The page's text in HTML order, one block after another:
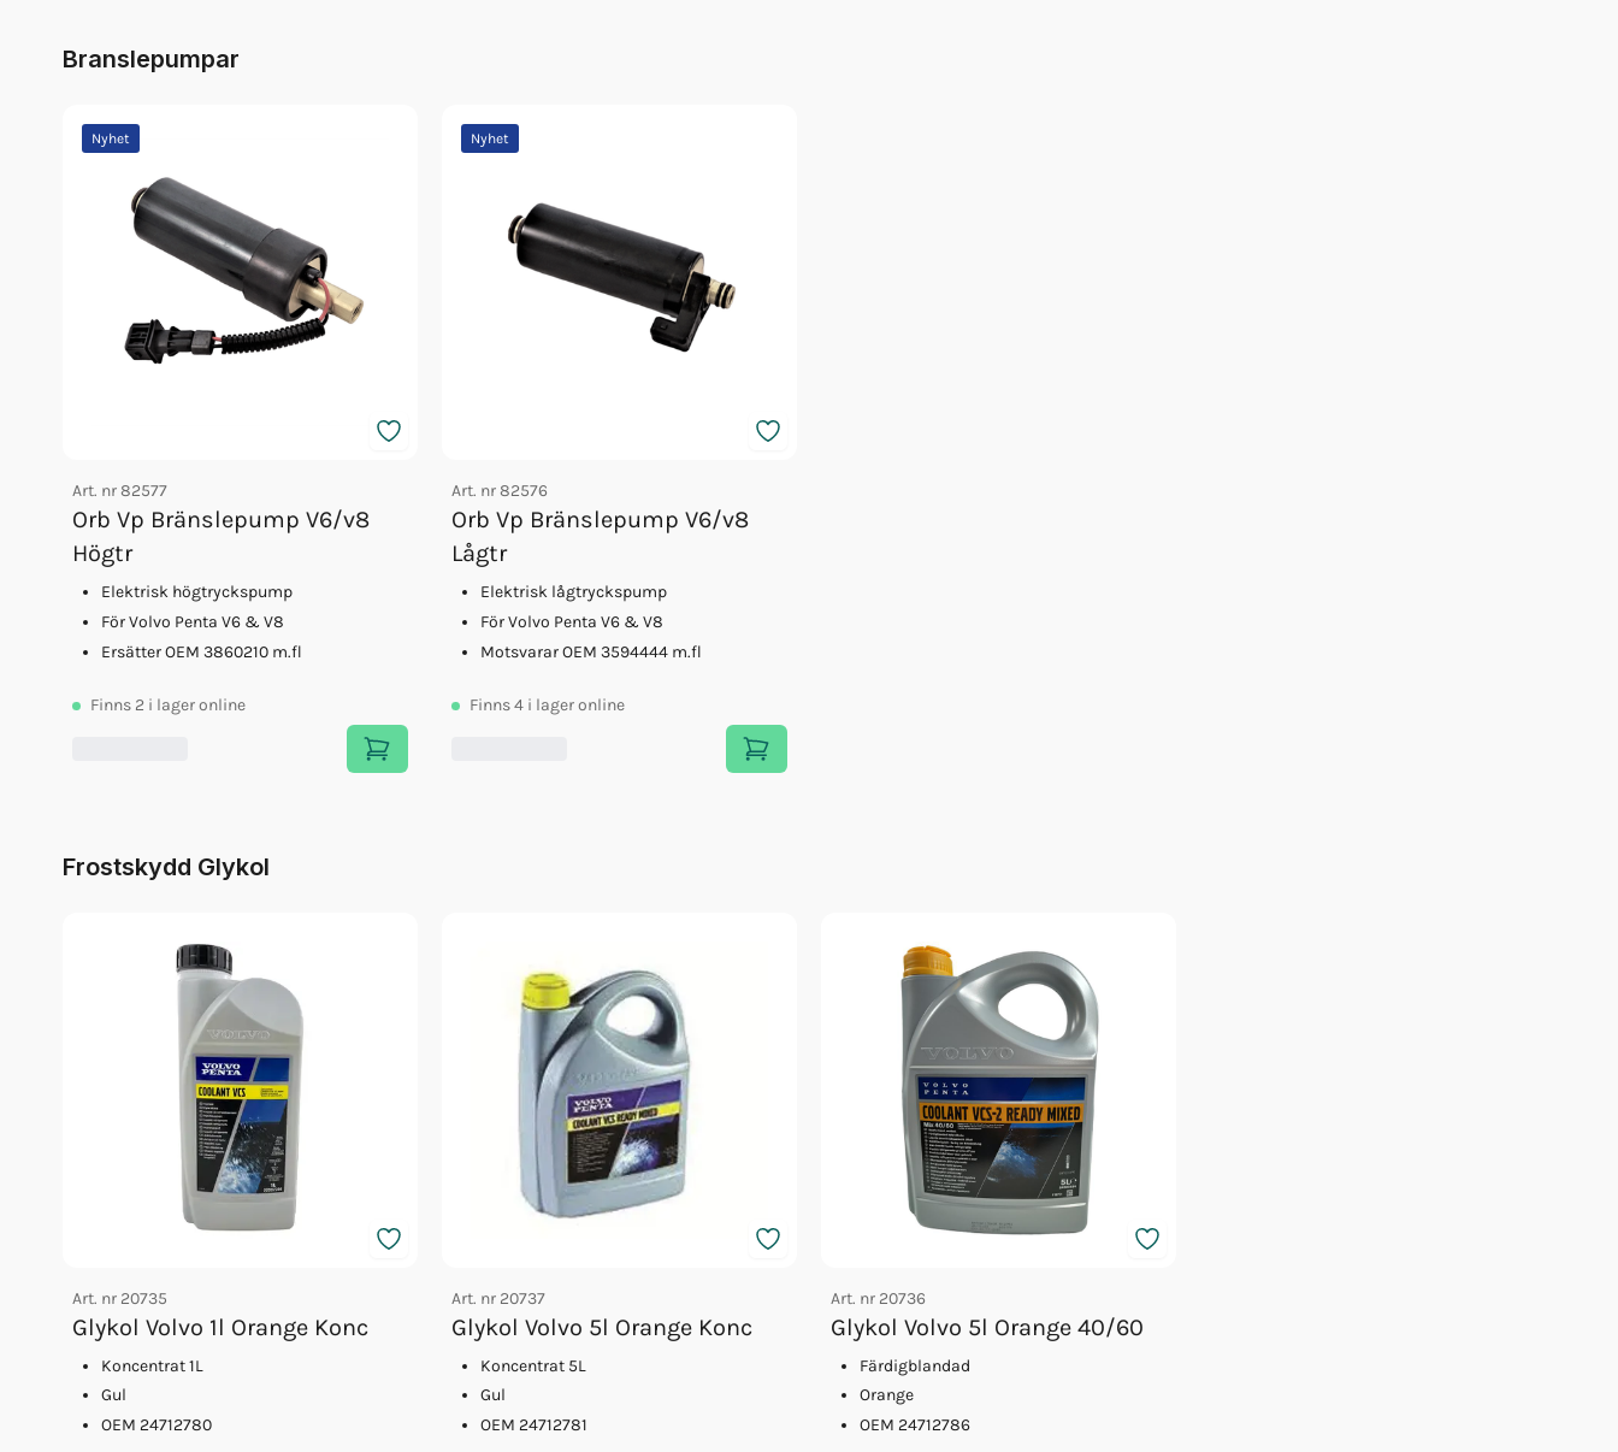
Branslepumpar
Nyhet
Art. nr82577
Orb Vp Bränslepump V6/v8
Högtr
Elektrisk högtryckspump
För Volvo Penta V6 & V8
Ersätter OEM 3860210 m.fl
Finns 2 i lager online
Nyhet
Art. nr82576
Orb Vp Bränslepump V6/v8
Lågtr
Elektrisk lågtryckspump
För Volvo Penta V6 & V8
Motsvarar OEM 3594444 m.fl
Finns4 i lager online
Frostskydd Glykol
Art. nr 20735
Glykol Volvo 1l Orange Konc
Koncentrat 1L
Gul
OEM 24712780
Art. nr 20737
Glykol Volvo 5l Orange Konc
Koncentrat 5L
Gul
OEM 24712781
Art. nr 20736
Glykol Volvo 5l Orange 40/60
Färdigblandad
Orange
OEM 24712786